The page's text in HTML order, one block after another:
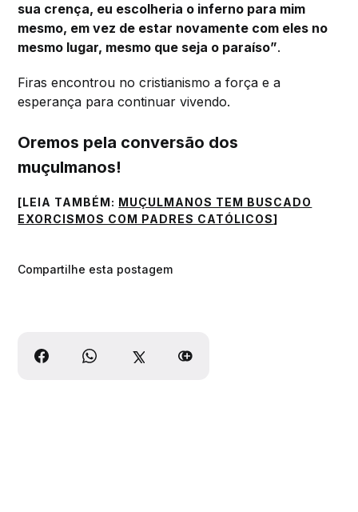
sua crença, eu escolheria o inferno para mim
mesmo, em vez de estar novamente com eles no
mesmo lugar, mesmo que seja o paraíso”.
Firas encontrou no cristianismo a força e a
esperança para continuar vivendo.
Oremos pela conversão dos
muçulmanos!
[LEIA TAMBÉM: MUÇULMANOS TEM BUSCADO
EXORCISMOS COM PADRES CATÓLICOS]
Compartilhe esta postagem